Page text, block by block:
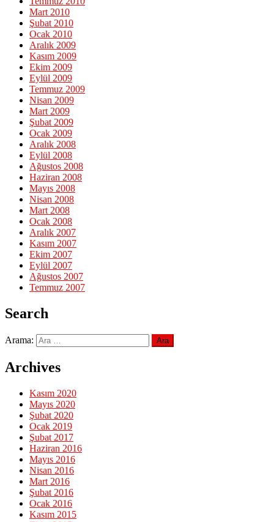
Mart 2010
Şubat 2010
Ocak 2010
Aralık 2009
Kasım 2009
Ekim 2009
Eylül 2009
Temmuz 2009
Nisan 2009
Mart 2009
Şubat 2009
Ocak 2009
Aralık 2008
Eylül 2008
Ağustos 2008
Haziran 2008
Mayıs 2008
Nisan 2008
Mart 2008
Ocak 2008
Aralık 2007
Kasım 2007
Ekim 2007
Eylül 2007
Ağustos 2007
Temmuz 2007
Search
Arama:
Archives
Kasım 2020
Mayıs 2020
Şubat 2020
Ocak 2019
Şubat 2017
Haziran 2016
Mayıs 2016
Nisan 2016
Mart 2016
Şubat 2016
Ocak 2016
Kasım 2015